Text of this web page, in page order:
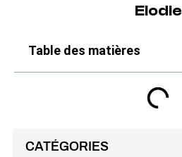
Elodie
Table des matières
CATÉGORIES